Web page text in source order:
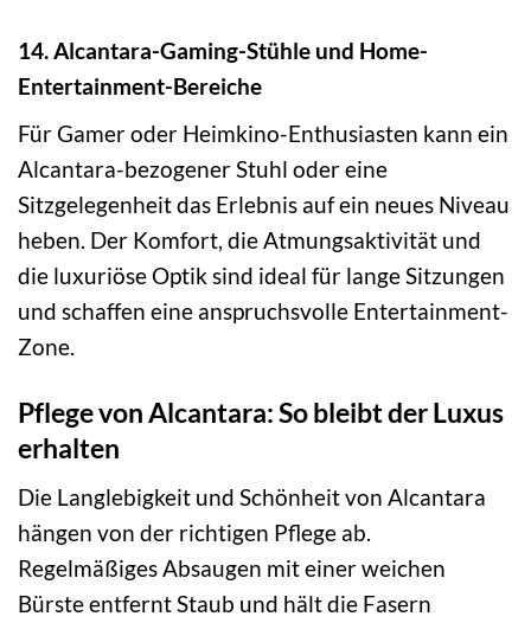
14. Alcantara-Gaming-Stühle und Home-
Entertainment-Bereiche
Für Gamer oder Heimkino-Enthusiasten kann ein
Alcantara-bezogener Stuhl oder eine
Sitzgelegenheit das Erlebnis auf ein neues Niveau
heben. Der Komfort, die Atmungsaktivität und
die luxuriöse Optik sind ideal für lange Sitzungen
und schaffen eine anspruchsvolle Entertainment-
Zone.
Pflege von Alcantara: So bleibt der Luxus
erhalten
Die Langlebigkeit und Schönheit von Alcantara
hängen von der richtigen Pflege ab.
Regelmäßiges Absaugen mit einer weichen
Bürste entfernt Staub und hält die Fasern